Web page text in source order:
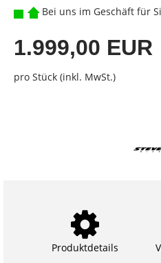
Bei uns im Geschäft für
1.999,00 EUR
pro Stück (inkl. MwSt.)
Produktdetails